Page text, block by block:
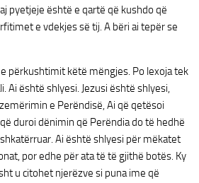
pyetjeje është e qartë që kushdo që
e vdekjes së tij. A bëri ai tepër se
përkushtimit këtë mëngjes. Po lexoja tek
Ai është shlyesi. Jezusi është shlyesi,
e Perëndisë, Ai që qetësoi
duroi dënimin që Perëndia do të hedhë
Ai është shlyesi për mëkatet
por edhe për ata të të gjithë botës. Ky
u citohet njerëzve si puna ime që